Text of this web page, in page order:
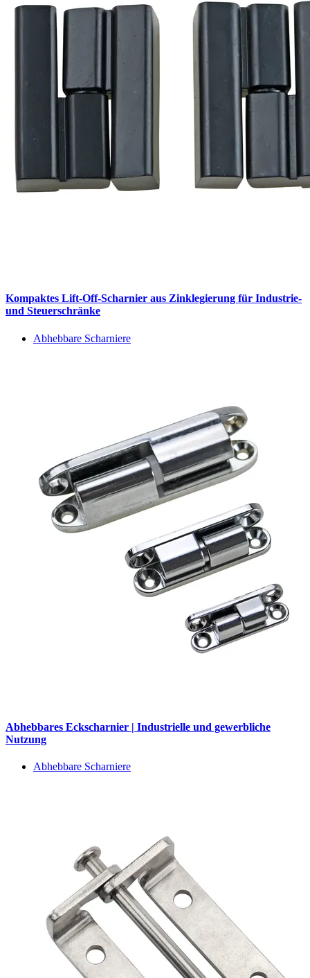
Kompaktes Lift-Off-Scharnier aus Zinklegierung für Industrie-
und Steuerschränke
Abhebbare Scharniere
Abhebbares Eckscharnier | Industrielle und gewerbliche
Nutzung
Abhebbare Scharniere